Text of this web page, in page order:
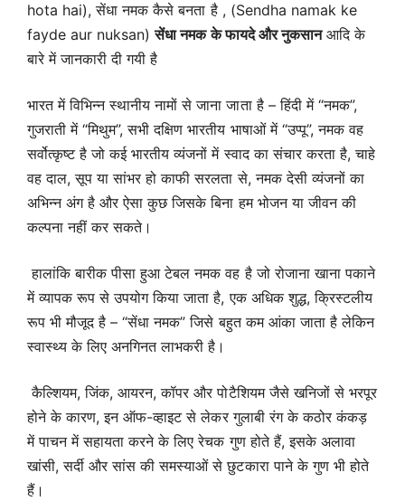
hota hai), सेंधा नमक कैसे बनता है , (Sendha namak ke
fayde aur nuksan)सेंधा नमक के फायदे और नुकसानआदि के
बारे में जानकारी दी गयी है
भारत में विभिन्न स्थानीय नामों से जाना जाता है – हिंदी में “नमक”,
गुजराती में “मिथुम”, सभी दक्षिण भारतीय भाषाओं में “उप्पू”, नमक वह
सर्वोत्कृष्ट है जो कई भारतीय व्यंजनों में स्वाद का संचार करता है, चाहे
वह दाल, सूप या सांभर हो काफी सरलता से, नमक देसी व्यंजनों का
अभिन्न अंग है और ऐसा कुछ जिसके बिना हम भोजन या जीवन की
कल्पना नहीं कर सकते।
हालांकि बारीक पीसा हुआ टेबल नमक वह है जो रोजाना खाना पकाने
में व्यापक रूप से उपयोग किया जाता है, एक अधिक शुद्ध, क्रिस्टलीय
रूप भी मौजूद है – “सेंधा नमक” जिसे बहुत कम आंका जाता है लेकिन
स्वास्थ्य के लिए अनगिनत लाभकरी है।
कैल्शियम, जिंक, आयरन, कॉपर और पोटैशियम जैसे खनिजों से भरपूर
होने के कारण, इन ऑफ-व्हाइट से लेकर गुलाबी रंग के कठोर कंकड़
में पाचन में सहायता करने के लिए रेचक गुण होते हैं, इसके अलावा
खांसी, सर्दी और सांस की समस्याओं से छुटकारा पाने के गुण भी होते
हैं।